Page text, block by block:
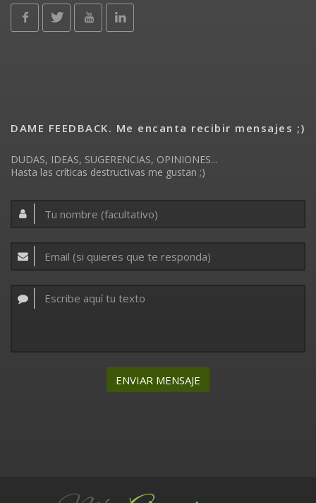
DAME FEEDBACK. Me encanta recibir mensajes ;)
DUDAS, IDEAS, SUGERENCIAS, OPINIONES...
Hasta las críticas destructivas me gustan ;)
ENVIAR MENSAJE